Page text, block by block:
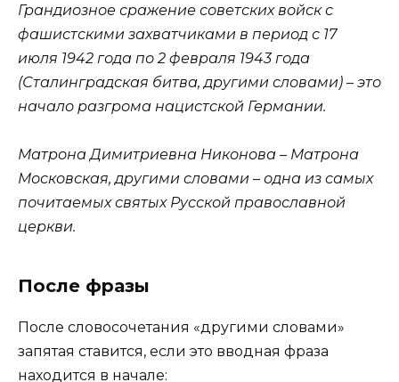
Грандиозное сражение советских войск с
фашистскими захватчиками в период с 17
июля 1942 года по 2 февраля 1943 года
(Сталинградская битва, другими словами) – это
начало разгрома нацистской Германии.
Матрона Димитриевна Никонова – Матрона
Московская, другими словами – одна из самых
почитаемых святых Русской православной
церкви.
После фразы
После словосочетания «другими словами»
запятая ставится, если это вводная фраза
находится в начале: